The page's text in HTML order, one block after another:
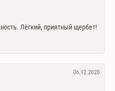
Лёгкий, приятный щербет!
06.12.2020